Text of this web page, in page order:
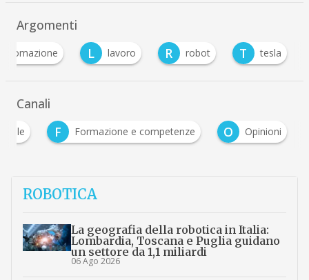
Argomenti
L lavoro R robot T tesla
Canali
F Formazione e competenze O Opinioni
ROBOTICA
La geografia della robotica in Italia:
Lombardia, Toscana e Puglia guidano
un settore da 1,1 miliardi
06 Ago 2026